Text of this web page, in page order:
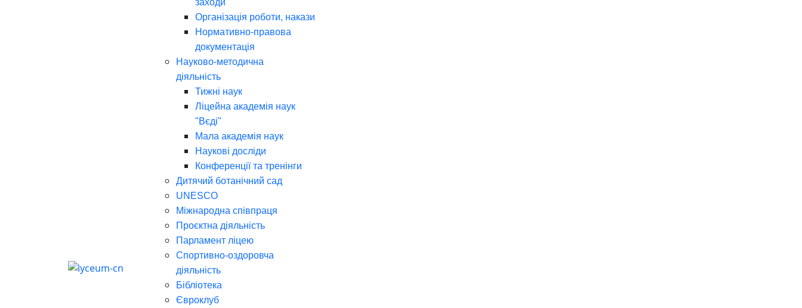
заходи
Організація роботи, накази
Нормативно-правова
документація
Науково-методична
діяльність
Тижні наук
Ліцейна академія наук
"Вєді"
Мала академія наук
Наукові досліди
Конференції та тренінги
Дитячий ботанічний сад
UNESCO
Міжнародна співпраця
Проєктна діяльність
Парламент ліцею
Спортивно-оздоровча
діяльність
Бібліотека
Євроклуб